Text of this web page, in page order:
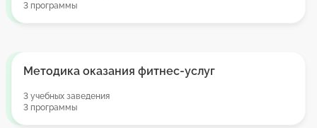
3 программы
Методика оказания фитнес-услуг
3 учебных заведения
3 программы